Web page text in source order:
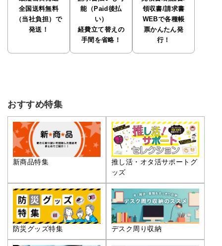
全国送料無料
（当社負担）で
発送！
能（Paid後払
い）
経費立て替えの
手間を省略！
領収書/請求書
WEBで各種帳
票かんたん発
行！
おすすめ特集
新商品特集
推し活・オタ活サポートグ
ッズ
防災グッズ特集 デスク周り収納